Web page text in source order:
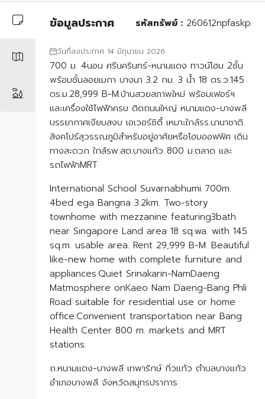
ข้อมูลประกาศ รหัสทรัพย์ : 260612npfaskp
วันที่ลงประกาศ 14 มิถุนายน 2026
700 ม. 4นอน ศรีนครินทร์-หนามแดง ทาวน์โฮม 2ชั้น
พร้อมชั้นลอยเมกา บางนา 3.2 กม. 3 น้ำ 18 ตร.ว.145
ตร.ม.28,999 B-M.บ้านสวยสภาพใหม่ พร้อมเฟอร์ฯ
และเครื่องใช้ไฟฟ้าครบ ติดถนนใหญ่ หนามแดง-บางพลี
บรรยากาศเงียบสงบ เอเวอร์ซิตี้ เหมาะใกล้รร.นานาชาติ
สิงคโปร์สุวรรณภูมิสำหรับอยู่อาศัยหรือโฮมออฟฟิศ เดิน
ทางสะดวก ใกล้รพ.สต.บางแก้ว 800 ม.ตลาด และ
รถไฟฟ้าMRT
International School Suvarnabhumi 700m.
4bed ega Bangna 3.2km. Two-story
townhome with mezzanine featuring3bath
near Singapore Land area 18 sq.wa. with 145
sq.m. usable area. Rent 29,999 B-M. Beautiful
like-new home with complete furniture and
appliances.Quiet Srinakarin-NamDaeng
Matmosphere onKaeo Nam Daeng-Bang Phli
Road suitable for residential use or home
office.Convenient transportation near Bang
Health Center 800 m. markets and MRT
stations.
ถ.หนามแดง-บางพลี เทพารักษ์ กิ่วแก้ว ตำบลบางแก้ว
อำเภอบางพลี จังหวัดสมุทรปราการ